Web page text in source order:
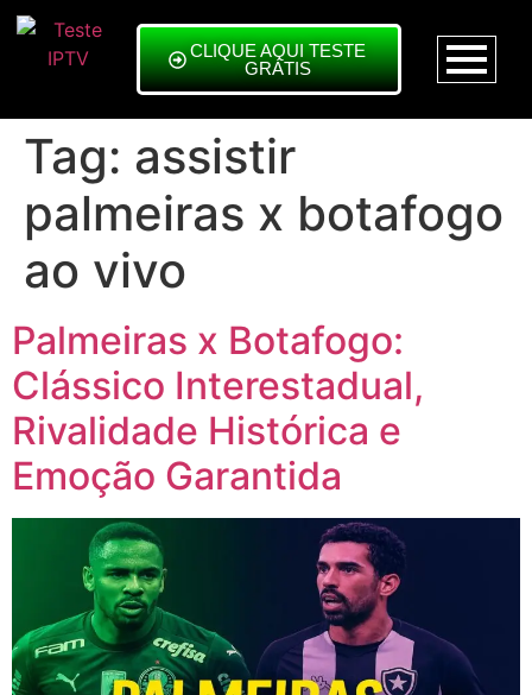
CLIQUE AQUI TESTE
GRÁTIS
Tag: assistir
palmeiras x botafogo
ao vivo
Palmeiras x Botafogo:
Clássico Interestadual,
Rivalidade Histórica e
Emoção Garantida